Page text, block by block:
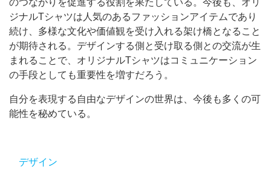
のつながりを促進する役割を果たしている。今後も、オリ
ジナルTシャツは人気のあるファッションアイテムであり
続け、多様な文化や価値観を受け入れる架け橋となること
が期待される。デザインする側と受け取る側との交流が生
まれることで、オリジナルTシャツはコミュニケーション
の手段としても重要性を増すだろう。
自分を表現する自由なデザインの世界は、今後も多くの可
能性を秘めている。
デザイン